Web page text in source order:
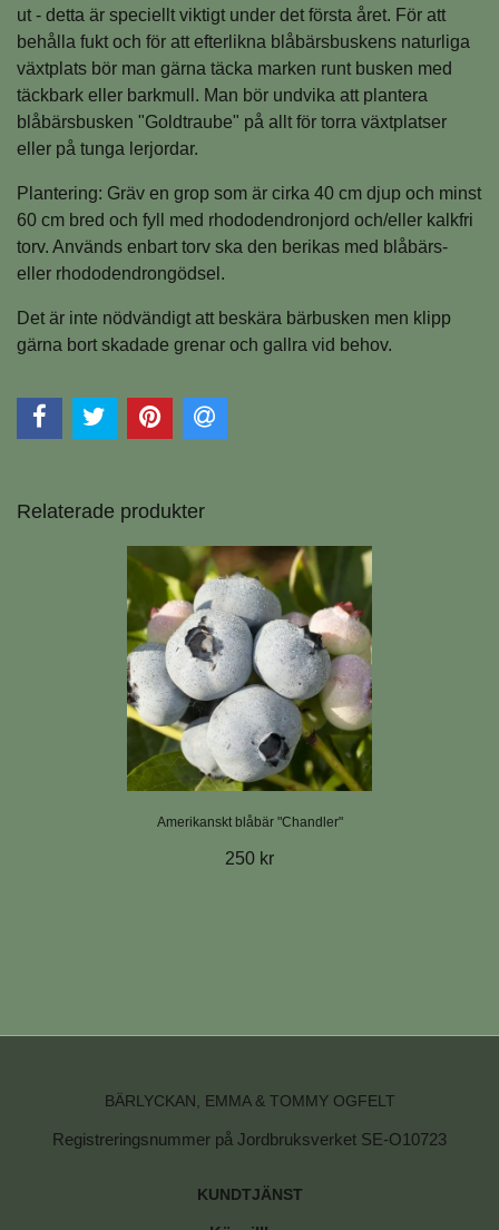
ut - detta är speciellt viktigt under det första året. För att
behålla fukt och för att efterlikna blåbärsbuskens naturliga
växtplats bör man gärna täcka marken runt busken med
täckbark eller barkmull. Man bör undvika att plantera
blåbärsbusken "Goldtraube" på allt för torra växtplatser
eller på tunga lerjordar.
Plantering: Gräv en grop som är cirka 40 cm djup och minst
60 cm bred och fyll med rhododendronjord och/eller kalkfri
torv. Används enbart torv ska den berikas med blåbärs-
eller rhododendrongödsel.
Det är inte nödvändigt att beskära bärbusken men klipp
gärna bort skadade grenar och gallra vid behov.
Relaterade produkter
Amerikanskt blåbär "Chandler"
250 kr
BÄRLYCKAN, EMMA & TOMMY OGFELT
Registreringsnummer på Jordbruksverket SE-O10723
KUNDTJÄNST